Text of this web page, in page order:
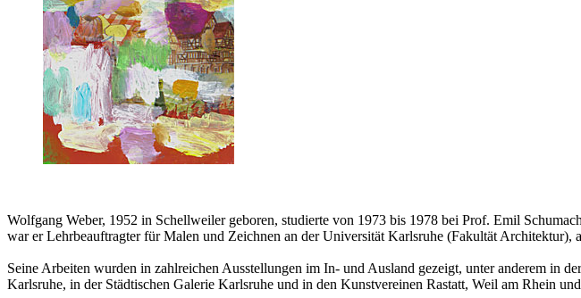
Wolfgang Weber, 1952 in Schellweiler geboren, studierte von 1973 bis 1978 bei Prof. Emil
war er Lehrbeauftragter für Malen und Zeichnen an der Universität Karlsruhe (Fakultät Architektur),
Seine Arbeiten wurden in zahlreichen Ausstellungen im In- und Ausland gezeigt, unter anderem in
Karlsruhe, in der Städtischen Galerie Karlsruhe und in den Kunstvereinen Rastatt, Weil am Rhein